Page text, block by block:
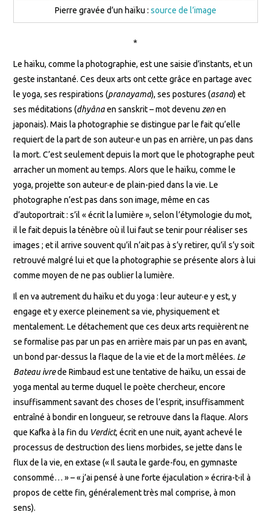
Pierre gravée d’un haïku : source de l’image
*
Le haïku, comme la photographie, est une saisie d’instants, et un
geste instantané. Ces deux arts ont cette grâce en partage avec
le yoga, ses respirations (pranayama), ses postures (asana) et
ses méditations (dhyânaen sanskrit – mot devenuzenen
japonais). Mais la photographie se distingue par le fait qu’elle
requiert de la part de son auteur·e un pas en arrière, un pas dans
la mort. C’est seulement depuis la mort que le photographe peut
arracher un moment au temps. Alors que le haïku, comme le
yoga, projette son auteur·e de plain-pied dans la vie. Le
photographe n’est pas dans son image, même en cas
d’autoportrait : s’il « écrit la lumière », selon l’étymologie du mot,
il le fait depuis la ténèbre où il lui faut se tenir pour réaliser ses
images ; et il arrive souvent qu’il n’ait pas à s’y retirer, qu’il s’y soit
retrouvé malgré lui et que la photographie se présente alors à lui
comme moyen de ne pas oublier la lumière.
Il en va autrement du haïku et du yoga : leur auteur·e y est, y
engage et y exerce pleinement sa vie, physiquement et
mentalement. Le détachement que ces deux arts requièrent ne
se formalise pas par un pas en arrière mais par un pas en avant,
un bond par-dessus la flaque de la vie et de la mort mêlées. Le
Bateau ivrede Rimbaud est une tentative de haïku, un essai de
yoga mental au terme duquel le poète chercheur, encore
insuffisamment savant des choses de l’esprit, insuffisamment
entraîné à bondir en longueur, se retrouve dans la flaque. Alors
que Kafka à la fin du Verdict, écrit en une nuit, ayant achevé le
processus de destruction des liens morbides, se jette dans le
flux de la vie, en extase (« Il sauta le garde-fou, en gymnaste
consommé… » – « j’ai pensé à une forte éjaculation » écrira-t-il à
propos de cette fin, généralement très mal comprise, à mon
sens).